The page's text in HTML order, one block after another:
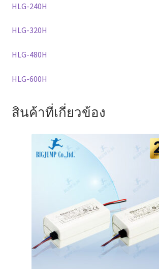
HLG-240H
HLG-320H
HLG-480H
HLG-600H
สินค้าที่เกี่ยวข้อง